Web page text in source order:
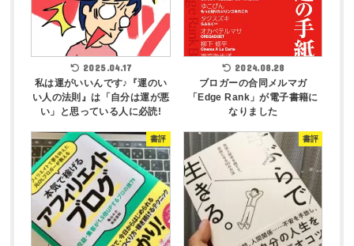
2025.04.17
私は運がいいんです♪『運のい
い人の法則』は「自分は運が悪
い」と思っている人に必読!
2024.08.28
ブロガーの合同メルマガ
「Edge Rank」が電子書籍に
なりました
書評 書評